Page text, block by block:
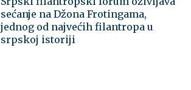
sećanje na Džona Frotingama,
jednog od najvećih filantropa u
srpskoj istoriji